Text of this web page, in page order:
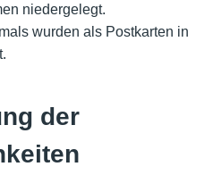
niedergelegt.
wurden als Postkarten in
der